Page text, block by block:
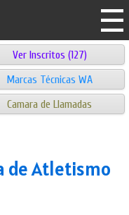
Ver Inscritos (127)
Marcas Técnicas WA
Camara de Llamadas
de Atletismo